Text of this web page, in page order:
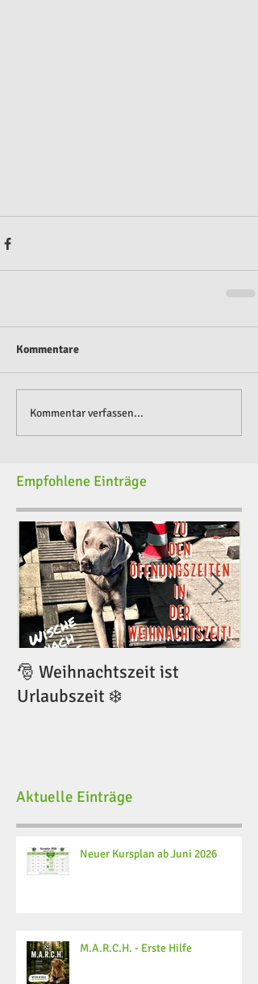
Kommentare
Kommentar verfassen...
Empfohlene Einträge
🎅 Weihnachtszeit ist
Urlaubszeit ❄️
Aktuelle Einträge
Neuer Kursplan ab Juni 2026
M.A.R.C.H. - Erste Hilfe